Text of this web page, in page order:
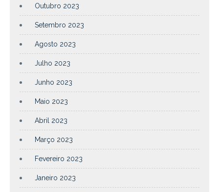
Outubro 2023
Setembro 2023
Agosto 2023
Julho 2023
Junho 2023
Maio 2023
Abril 2023
Março 2023
Fevereiro 2023
Janeiro 2023